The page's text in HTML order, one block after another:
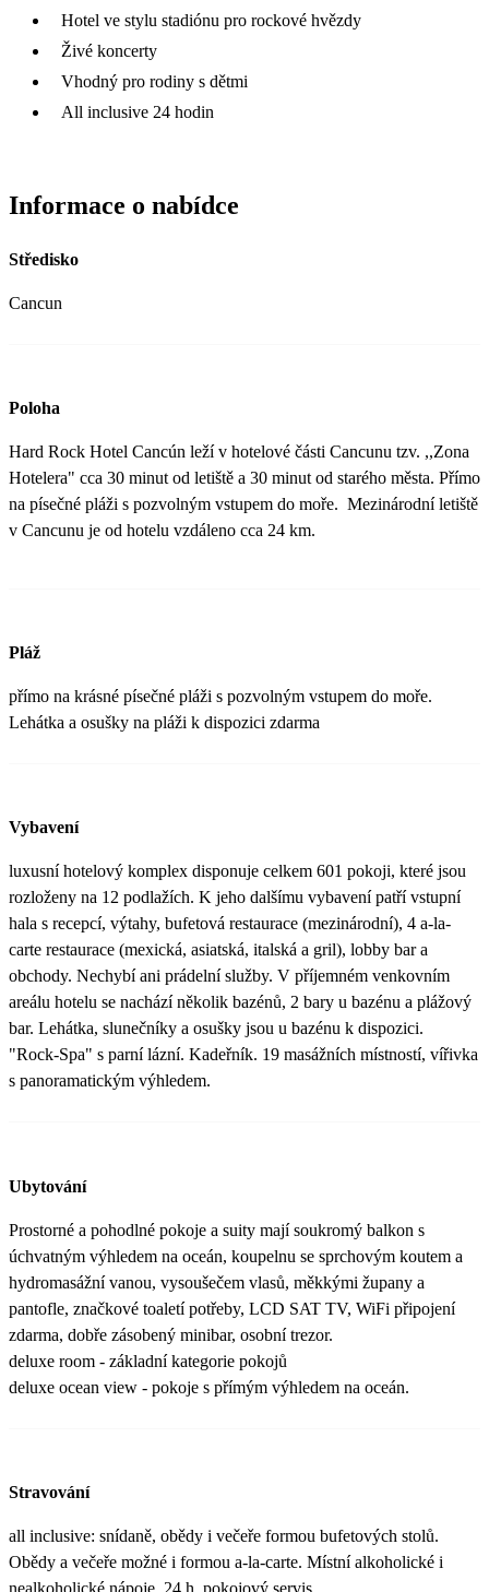
Hotel ve stylu stadiónu pro rockové hvězdy
Živé koncerty
Vhodný pro rodiny s dětmi
All inclusive 24 hodin
Informace o nabídce
Středisko
Cancun
Poloha
Hard Rock Hotel Cancún leží v hotelové části Cancunu tzv. ,,Zona
Hotelera" cca 30 minut od letiště a 30 minut od starého města. Přímo
na písečné pláži s pozvolným vstupem do moře. Mezinárodní letiště
v Cancunu je od hotelu vzdáleno cca 24 km.
Pláž
přímo na krásné písečné pláži s pozvolným vstupem do moře.
Lehátka a osušky na pláži k dispozici zdarma
Vybavení
luxusní hotelový komplex disponuje celkem 601 pokoji, které jsou
rozloženy na 12 podlažích. K jeho dalšímu vybavení patří vstupní
hala s recepcí, výtahy, bufetová restaurace (mezinárodní), 4 a-la-
carte restaurace (mexická, asiatská, italská a gril), lobby bar a
obchody. Nechybí ani prádelní služby. V příjemném venkovním
areálu hotelu se nachází několik bazénů, 2 bary u bazénu a plážový
bar. Lehátka, slunečníky a osušky jsou u bazénu k dispozici.
"Rock-Spa" s parní lázní. Kadeřník. 19 masážních místností, vířivka
s panoramatickým výhledem.
Ubytování
Prostorné a pohodlné pokoje a suity mají soukromý balkon s
úchvatným výhledem na oceán, koupelnu se sprchovým koutem a
hydromasážní vanou, vysoušečem vlasů, měkkými župany a
pantofle, značkové toaletí potřeby, LCD SAT TV, WiFi připojení
zdarma, dobře zásobený minibar, osobní trezor.
deluxe room - základní kategorie pokojů
deluxe ocean view - pokoje s přímým výhledem na oceán.
Stravování
all inclusive: snídaně, obědy i večeře formou bufetových stolů.
Obědy a večeře možné i formou a-la-carte. Místní alkoholické i
nealkoholické nápoje. 24 h. pokojový servis.